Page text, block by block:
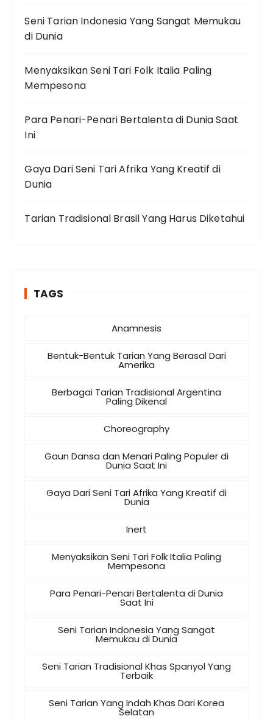
Seni Tarian Indonesia Yang Sangat Memukau
di Dunia
Menyaksikan Seni Tari Folk Italia Paling
Mempesona
Para Penari-Penari Bertalenta di Dunia Saat
Ini
Gaya Dari Seni Tari Afrika Yang Kreatif di
Dunia
Tarian Tradisional Brasil Yang Harus Diketahui
TAGS
Anamnesis
Bentuk-Bentuk Tarian Yang Berasal Dari
Amerika
Berbagai Tarian Tradisional Argentina
Paling Dikenal
Choreography
Gaun Dansa dan Menari Paling Populer di
Dunia Saat Ini
Gaya Dari Seni Tari Afrika Yang Kreatif di
Dunia
Inert
Menyaksikan Seni Tari Folk Italia Paling
Mempesona
Para Penari-Penari Bertalenta di Dunia
Saat Ini
Seni Tarian Indonesia Yang Sangat
Memukau di Dunia
Seni Tarian Tradisional Khas Spanyol Yang
Terbaik
Seni Tarian Yang Indah Khas Dari Korea
Selatan